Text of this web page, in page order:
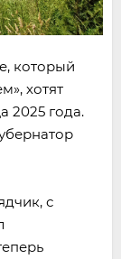
который
хотят
2025 года.
с